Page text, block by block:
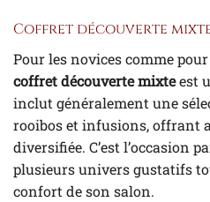
Coffret découverte
Pour les novices comme
coffret découverte mixteest
inclut généralement une
rooibos et infusions, offrant
diversifiée. C’est l’occasion
plusieurs univers gustatifs
confort de son salon.